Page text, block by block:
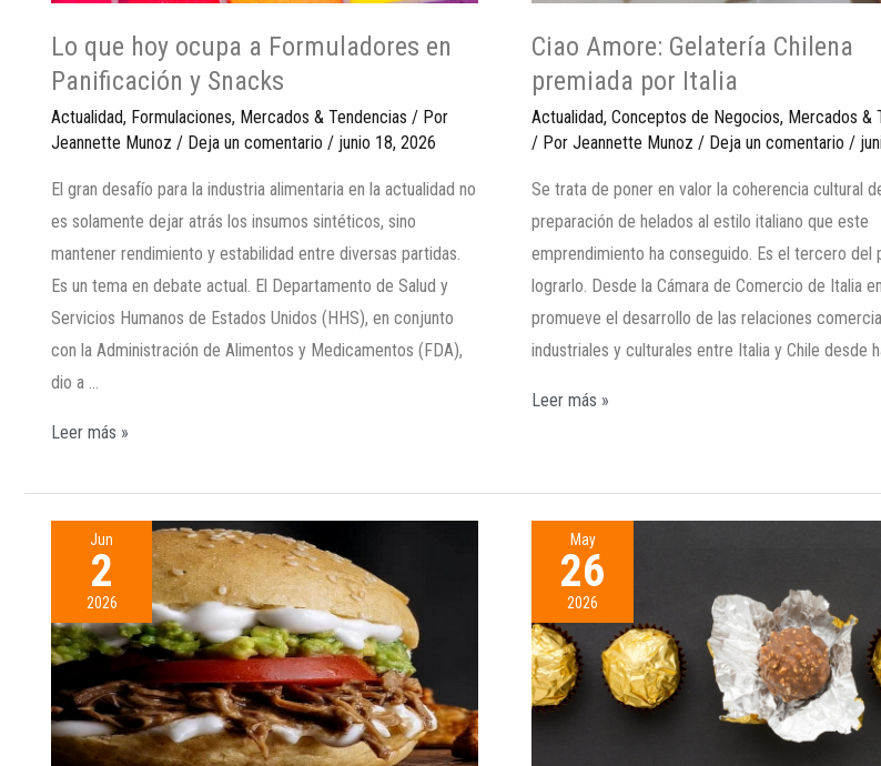
Lo que hoy ocupa a Formuladores en
Panificación y Snacks
Actualidad, Formulaciones, Mercados & Tendencias / Por
Jeannette Munoz / Deja un comentario / junio 18, 2026
El gran desafío para la industria alimentaria en la actualidad no
es solamente dejar atrás los insumos sintéticos, sino
mantener rendimiento y estabilidad entre diversas partidas.
Es un tema en debate actual. El Departamento de Salud y
Servicios Humanos de Estados Unidos (HHS), en conjunto
con la Administración de Alimentos y Medicamentos (FDA),
dio a …
Leer más »
Ciao Amore: Gelatería Chilena
premiada por Italia
Actualidad,Conceptos de Negocios, Mercados &
/ PorJeannette Munoz / Deja un comentario /
Se trata de poner en valor la coherencia cultural
preparación de helados al estilo italiano que este
emprendimiento ha conseguido. Es el tercero del
lograrlo. Desde la Cámara de Comercio de Italia
promueve el desarrollo de las relaciones
industriales y culturales entre Italia y Chile desde
Leer más »
Jun
2
2026
May
26
2026